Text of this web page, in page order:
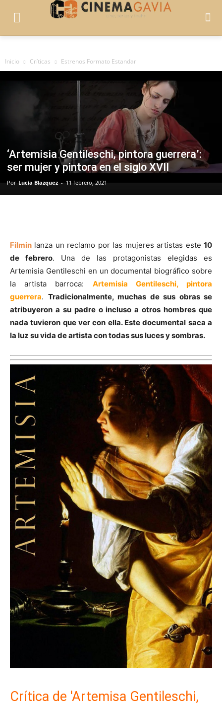
Inicio Críticas Estrenos Formato Estandar
‘Artemisia Gentileschi, pintora guerrera’:
ser mujer y pintora en el siglo XVII
Por Lucia Blazquez - 11 febrero, 2021
Filmin lanza un reclamo por las mujeres artistas este 10
de febrero. Una de las protagonistas elegidas es
Artemisia Gentileschi en un documental biográfico sobre
la artista barroca: Artemisia Gentileschi, pintora
guerrera. Tradicionalmente, muchas de sus obras se
atribuyeron a su padre o incluso a otros hombres que
nada tuvieron que ver con ella. Este documental saca a
la luz su vida de artista con todas sus luces y sombras.
Crítica de 'Artemisa Gentileschi,